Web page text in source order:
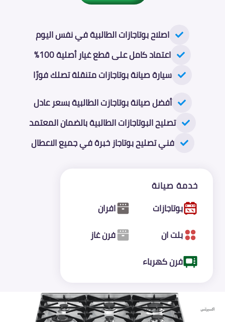
اصلاح بوتاجازات الطالبية في نفس اليوم
اعتماد كامل على قطع غيار أصلية 100%
سيارة صيانة بوتاجازات متنقلة تصلك فورًا
أفضل صيانة بوتاجازت الطالبية بسعر عادل
تصليح البوتاجازات الطالبية بالضمان المعتمد
فني تصليح بوتاجاز خبرة في جميع الاعطال
خدمة صيانة
بوتاجازات
افران
بلت ان
فرن غاز
فرن كهرباء